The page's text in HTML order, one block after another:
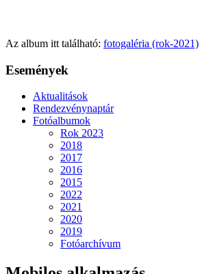
Az album itt található: fotogaléria (rok-2021)
Események
Aktualitások
Rendezvénynaptár
Fotóalbumok
Rok 2023
2018
2017
2016
2015
2022
2021
2020
2019
Fotóarchívum